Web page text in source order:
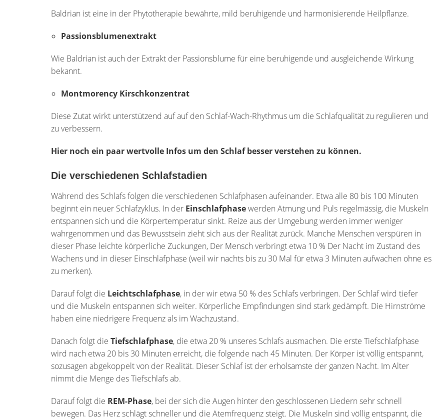
Baldrian ist eine in der Phytotherapie bewährte, mild beruhigende und harmonisierende Heilpflanze.
Passionsblumenextrakt
Wie Baldrian ist auch der Extrakt der Passionsblume für eine beruhigende und ausgleichende Wirkung
bekannt.
Montmorency Kirschkonzentrat
Diese Zutat wirkt unterstützend auf auf den Schlaf-Wach-Rhythmus um die Schlafqualität zu regulieren und
zu verbessern.
Hier noch ein paar wertvolle Infos um den Schlaf besser verstehen zu können.
Die verschiedenen Schlafstadien
Während des Schlafs folgen die verschiedenen Schlafphasen aufeinander. Etwa alle 80 bis 100 Minuten
beginnt ein neuer Schlafzyklus. In der Einschlafphasewerden Atmung und Puls regelmässig, die Muskeln
entspannen sich und die Körpertemperatur sinkt. Reize aus der Umgebung werden immer weniger
wahrgenommen und das Bewusstsein zieht sich aus der Realität zurück. Manche Menschen verspüren in
dieser Phase leichte körperliche Zuckungen, Der Mensch verbringt etwa 10 % Der Nacht im Zustand des
Wachens und in dieser Einschlafphase (weil wir nachts bis zu 30 Mal für etwa 3 Minuten aufwachen ohne es
zu merken).
Darauf folgt die Leichtschlafphase, in der wir etwa 50 % des Schlafs verbringen. Der Schlaf wird tiefer
und die Muskeln entspannen sich weiter. Körperliche Empfindungen sind stark gedämpft. Die Hirnströme
haben eine niedrigere Frequenz als im Wachzustand.
Danach folgt die Tiefschlafphase, die etwa 20 % unseres Schlafs ausmachen. Die erste Tiefschlafphase
wird nach etwa 20 bis 30 Minuten erreicht, die folgende nach 45 Minuten. Der Körper ist völlig entspannt,
sozusagen abgekoppelt von der Realität. Dieser Schlaf ist der erholsamste der ganzen Nacht. Im Alter
nimmt die Menge des Tiefschlafs ab.
Darauf folgt die REM-Phase, bei der sich die Augen hinter den geschlossenen Liedern sehr schnell
bewegen. Das Herz schlägt schneller und die Atemfrequenz steigt. Die Muskeln sind völlig entspannt, die